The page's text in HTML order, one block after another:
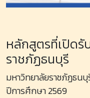
หลักสูตรที่เปิดรั
ราชภัฏธนบุรี
มหาวิทยาลัยราชภัฏธน
ปีการศึกษา 2569